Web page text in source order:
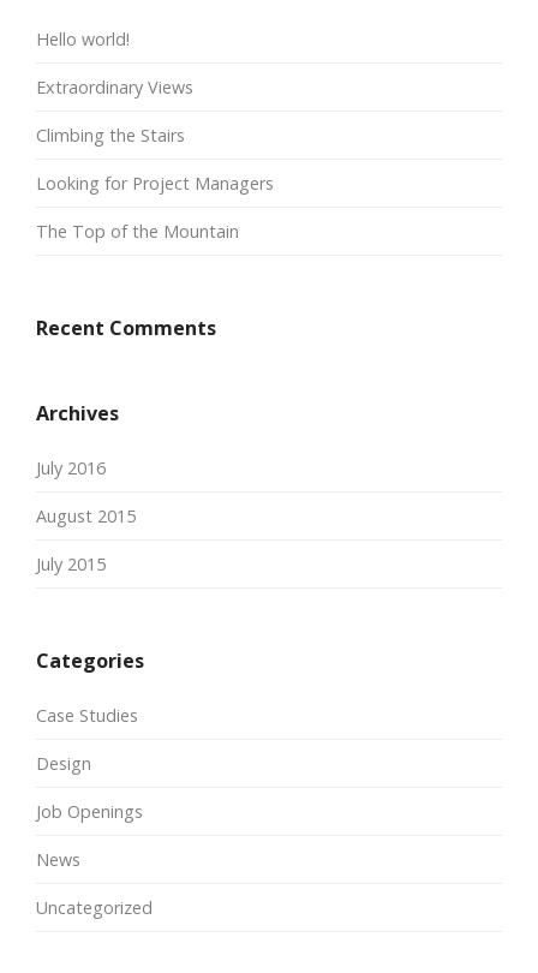
Hello world!
Extraordinary Views
Climbing the Stairs
Looking for Project Managers
The Top of the Mountain
Recent Comments
Archives
July 2016
August 2015
July 2015
Categories
Case Studies
Design
Job Openings
News
Uncategorized